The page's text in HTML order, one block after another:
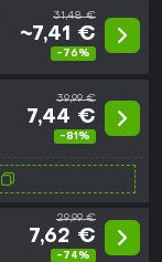
31,48 €
~7,41 €
-76%
39,99 €
7,44 €
-81%
29,99 €
7,62 €
-74%